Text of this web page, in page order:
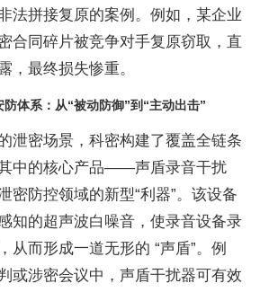
法拼接复原的案例。例如，某企业
合同碎片被竞争对手复原窃取，直
，最终损失惨重。
防体系：从“被动防御”到“主动出击”
泄密场景，科密构建了覆盖全链条
中的核心产品——声盾录音干扰
密防控领域的新型“利器”。该设备
知的超声波白噪音，使录音设备录
从而形成一道无形的 “声盾”。例
或涉密会议中，声盾干扰器可有效